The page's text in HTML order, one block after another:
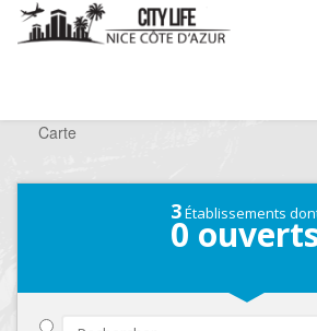
Carte
3Établissements
0